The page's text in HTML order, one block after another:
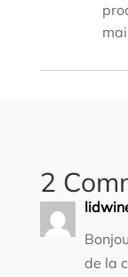
2
de la